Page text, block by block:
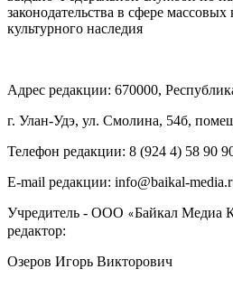
законодательства в сфере
культурного наследия
Адрес редакции: 670000,
г. Улан-Удэ, ул. Смолина, 54б,
Телефон редакции: ‎‎8 (924 4) 58 90
E-mail редакции: info@baikal-
Учредитель - ООО «Байкал Медиа
редактор:
Озеров Игорь Викторович